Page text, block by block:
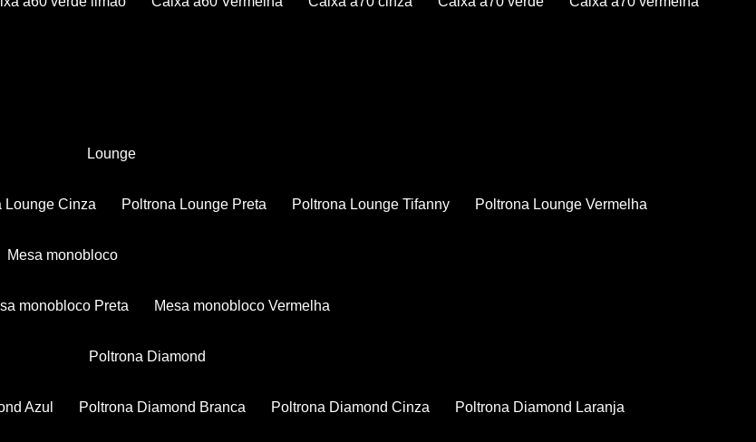
Lounge
Lounge Cinza Poltrona Lounge Preta Poltrona Lounge Tifanny Poltrona Lounge Vermelha
Mesa monobloco
monobloco Preta Mesa monobloco Vermelha
Poltrona Diamond
Azul Poltrona Diamond Branca Poltrona Diamond Cinza Poltrona Diamond Laranja